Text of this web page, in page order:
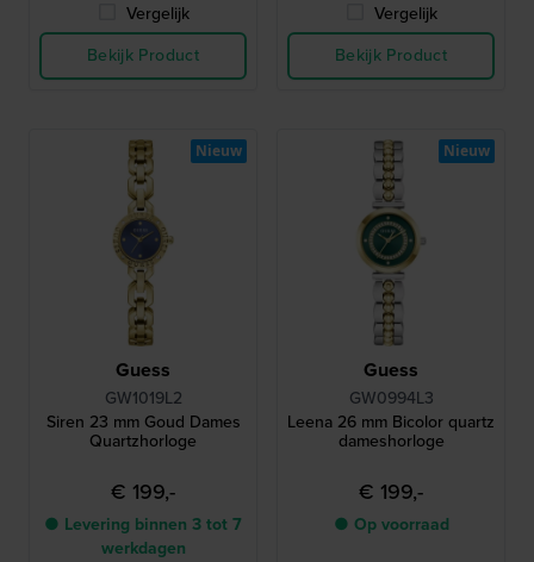
Vergelijk
Bekijk Product
Vergelijk
Bekijk Product
Guess
GW1019L2
Siren 23 mm Goud Dames
Quartzhorloge
€ 199,-
● Levering binnen 3 tot 7
werkdagen
Nieuw
Guess
GW0994L3
Leena 26 mm Bicolor quartz
dameshorloge
€ 199,-
● Op voorraad
Nieuw